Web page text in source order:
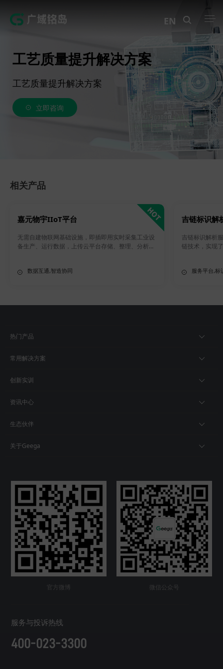
案例中心
EN
工艺质量提升解决方案
工艺质量提升解决方案
立即咨询
相关产品
嘉元物宇IIoT平台
无需自建物联网基础设施，即插即用实时采集工业设
备生产、运行数据，上传云平台存储、整理、分析，
持续数字化升级。
数据互通,智造协同
吉链标识解
吉链标识解析
链技术，实现
务。服务平台,标
热门产品
常用解决方案
创新实训
资讯中心
生态伙伴
关于Geega
官方微博 微信公众号
服务与投诉热线
400-023-3300